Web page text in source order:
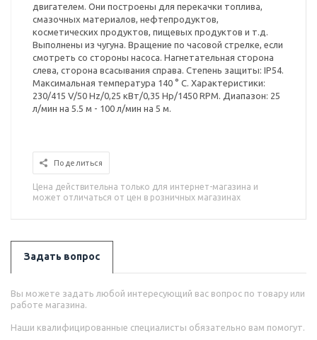
двигателем. Они построены для перекачки топлива,
смазочных материалов, нефтепродуктов,
косметических продуктов, пищевых продуктов и т.д.
Выполнены из чугуна. Вращение по часовой стрелке, если
смотреть со стороны насоса. Нагнетательная сторона
слева, сторона всасывания справа. Степень защиты: IP54.
Максимальная температура 140 ° С. Характеристики:
230/415 V/50 Hz/0,25 кВт/0,35 Hp/1450 RPM. Диапазон: 25
л/мин на 5.5 м - 100 л/мин на 5 м.
Поделиться
Цена действительна только для интернет-магазина и
может отличаться от цен в розничных магазинах
Задать вопрос
Вы можете задать любой интересующий вас вопрос по товару или
работе магазина.
Наши квалифицированные специалисты обязательно вам помогут.